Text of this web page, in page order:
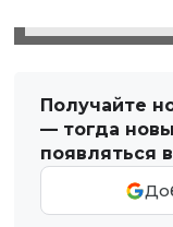
Получайте
— тогда
появляться